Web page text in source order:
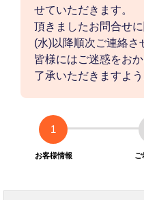
せていただきます。
頂きましたお問合せ
(水)以降順次ご連絡さ
皆様にはご迷惑をお
了承いただきますよ
1
お客様情報 ご